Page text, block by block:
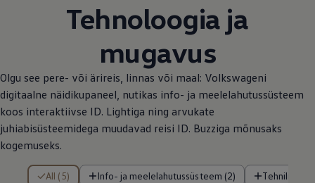
Tehnoloogia ja
mugavus
Olgu see pere- või ärireis, linnas või maal: Volkswageni
digitaalne näidikupaneel, nutikas info- ja meelelahutussüsteem
koos interaktiivse ID. Lightiga ning arvukate
juhiabisüsteemidega muudavad reisi ID. Buzziga mõnusaks
kogemuseks.
All (5) Info- ja meelelahutussüsteem (2) Tehnilised
/ Üksused